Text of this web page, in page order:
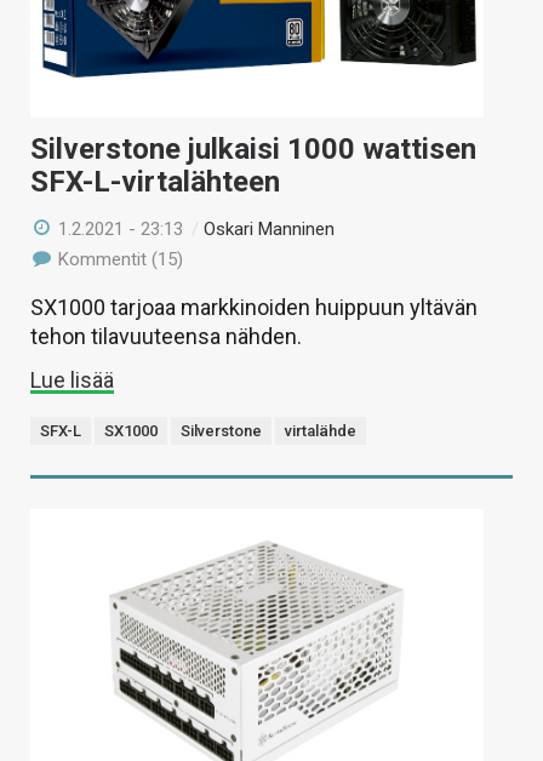
Silverstone julkaisi 1000 wattisen
SFX-L-virtalähteen
1.2.2021 - 23:13 /Oskari Manninen
Kommentit (15)
SX1000 tarjoaa markkinoiden huippuun yltävän
tehon tilavuuteensa nähden.
Lue lisää
SFX-L SX1000 Silverstone virtalähde